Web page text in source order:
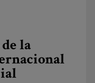
la